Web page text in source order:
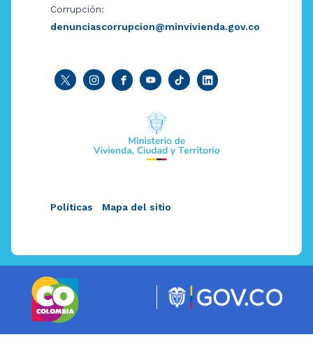
Corrupción:
denunciascorrupcion@minvivienda.gov.co
Políticas Mapa del sitio